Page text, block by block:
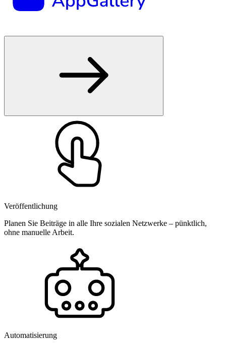
Veröffentlichung
Planen Sie Beiträge in alle Ihre sozialen Netzwerke – pünktlich,
ohne manuelle Arbeit.
Automatisierung